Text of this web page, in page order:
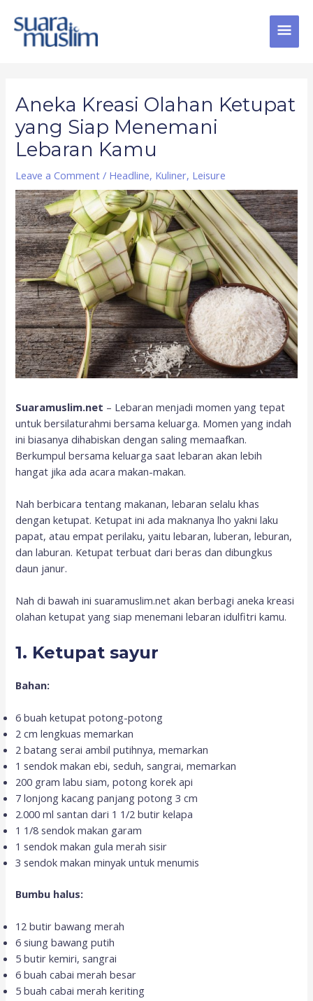
content
Aneka Kreasi Olahan Ketupat
yang Siap Menemani
Lebaran Kamu
Leave a Comment / Headline, Kuliner, Leisure
Suaramuslim.net – Lebaran menjadi momen yang tepat
untuk bersilaturahmi bersama keluarga. Momen yang indah
ini biasanya dihabiskan dengan saling memaafkan.
Berkumpul bersama keluarga saat lebaran akan lebih
hangat jika ada acara makan-makan.
Nah berbicara tentang makanan, lebaran selalu khas
dengan ketupat. Ketupat ini ada maknanya lho yakni laku
papat, atau empat perilaku, yaitu lebaran, luberan, leburan,
dan laburan. Ketupat terbuat dari beras dan dibungkus
daun janur.
Nah di bawah ini suaramuslim.net akan berbagi aneka kreasi
olahan ketupat yang siap menemani lebaran idulfitri kamu.
1. Ketupat sayur
Bahan:
6 buah ketupat potong-potong
2 cm lengkuas memarkan
2 batang serai ambil putihnya, memarkan
1 sendok makan ebi, seduh, sangrai, memarkan
200 gram labu siam, potong korek api
7 lonjong kacang panjang potong 3 cm
2.000 ml santan dari 1 1/2 butir kelapa
1 1/8 sendok makan garam
1 sendok makan gula merah sisir
3 sendok makan minyak untuk menumis
Bumbu halus:
12 butir bawang merah
6 siung bawang putih
5 butir kemiri, sangrai
6 buah cabai merah besar
5 buah cabai merah keriting